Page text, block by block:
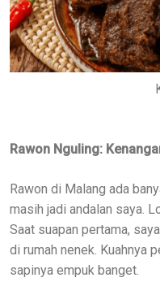
Rawon Nguling:
Rawon di Malang ada
masih jadi andalan saya.
Saat suapan pertama,
di rumah nenek. Kuahnya
sapinya empuk banget.